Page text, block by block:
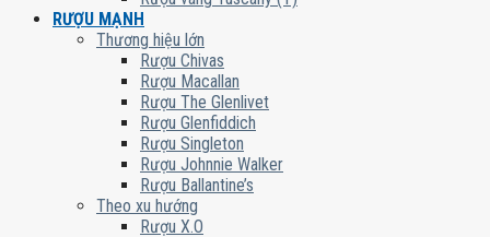
RƯỢU MẠNH
Thương hiệu lớn
Rượu Chivas
Rượu Macallan
Rượu The Glenlivet
Rượu Glenfiddich
Rượu Singleton
Rượu Johnnie Walker
Rượu Ballantine’s
Theo xu hướng
Rượu X.O